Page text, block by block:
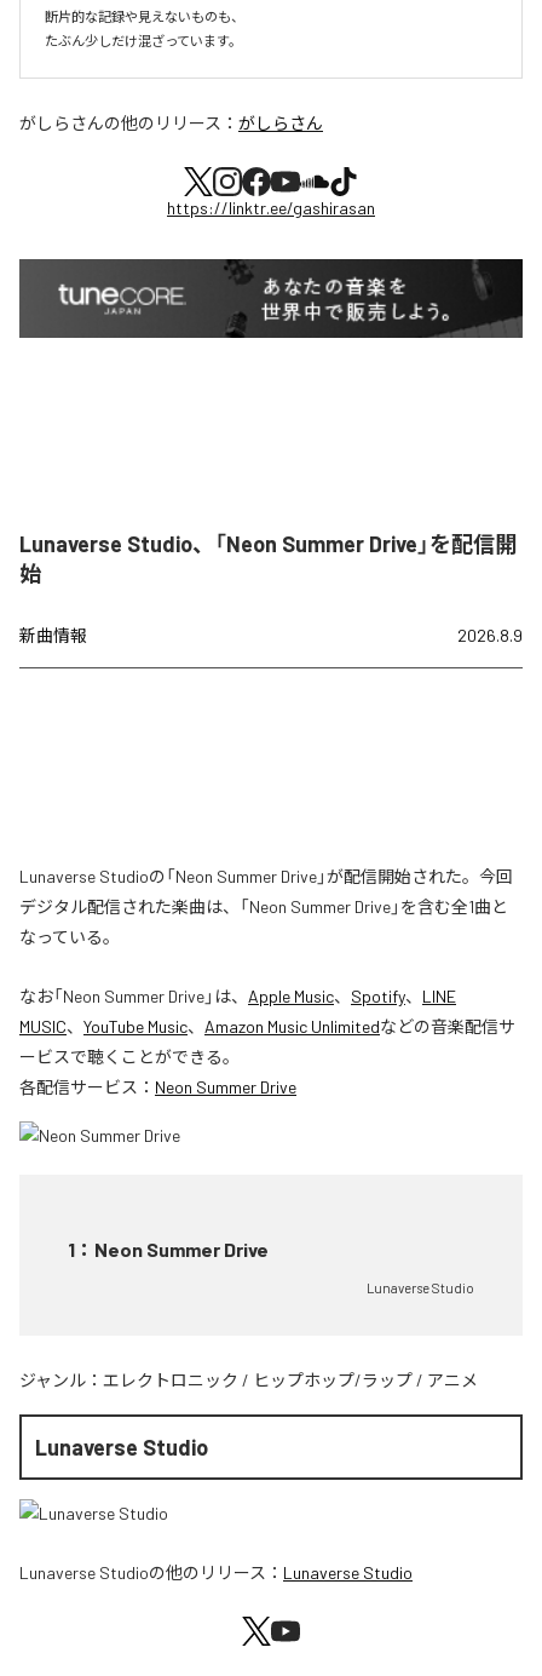
断片的な記録や見えないものも、
たぶん少しだけ混ざっています。
がしらさんの他のリリース： がしらさん
https://linktr.ee/gashirasan
Lunaverse Studio、「Neon Summer Drive」を配信開
始
新曲情報 2026.8.9
Lunaverse Studioの「Neon Summer Drive」が配信開始された。今回
デジタル配信された楽曲は、「Neon Summer Drive」を含む全1曲と
なっている。
なお「Neon Summer Drive」は、 Apple Music、 Spotify、 LINE
MUSIC、 YouTube Music、 Amazon Music Unlimitedなどの音楽配信サ
ービスで聴くことができる。
各配信サービス： Neon Summer Drive
1 ： Neon Summer Drive
Lunaverse Studio
ジャンル： エレクトロニック / ヒップホップ/ラップ / アニメ
Lunaverse Studio
Lunaverse Studioの他のリリース： Lunaverse Studio